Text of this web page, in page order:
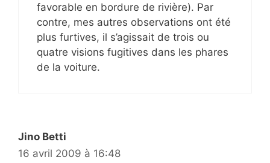
favorable en bordure de rivière). Par
contre, mes autres observations ont été
plus furtives, il s’agissait de trois ou
quatre visions fugitives dans les phares
de la voiture.
Jino Betti
16 avril 2009 à 16:48